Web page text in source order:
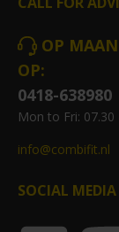
OP
OP:
0418-638980
Mon to Fri: 07.30
info@combifit.nl
SOCIAL MEDIA